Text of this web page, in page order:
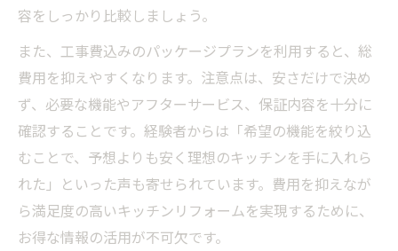
容をしっかり比較しましょう。
また、工事費込みのパッケージプランを利用すると、総
費用を抑えやすくなります。注意点は、安さだけで決め
ず、必要な機能やアフターサービス、保証内容を十分に
確認することです。経験者からは「希望の機能を絞り込
むことで、予想よりも安く理想のキッチンを手に入れら
れた」といった声も寄せられています。費用を抑えなが
ら満足度の高いキッチンリフォームを実現するために、
お得な情報の活用が不可欠です。